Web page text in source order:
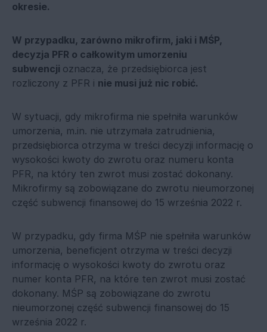
okresie.
W przypadku, zarówno mikrofirm, jaki i MŚP,
decyzja PFR o całkowitym umorzeniu
subwencji oznacza, że przedsiębiorca jest
rozliczony z PFR i nie musi już nic robić.
W sytuacji, gdy mikrofirma nie spełniła warunków
umorzenia, m.in. nie utrzymała zatrudnienia,
przedsiębiorca otrzyma w treści decyzji informację o
wysokości kwoty do zwrotu oraz numeru konta
PFR, na który ten zwrot musi zostać dokonany.
Mikrofirmy są zobowiązane do zwrotu nieumorzonej
część subwencji finansowej do 15 września 2022 r.
W przypadku, gdy firma MŚP nie spełniła warunków
umorzenia, beneficjent otrzyma w treści decyzji
informację o wysokości kwoty do zwrotu oraz
numer konta PFR, na które ten zwrot musi zostać
dokonany. MŚP są zobowiązane do zwrotu
nieumorzonej część subwencji finansowej do 15
września 2022 r.